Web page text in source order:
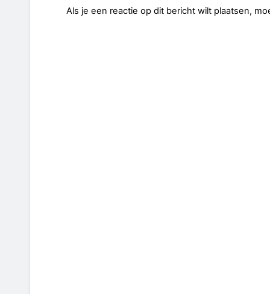
Als je een reactie op dit bericht wilt plaatsen,